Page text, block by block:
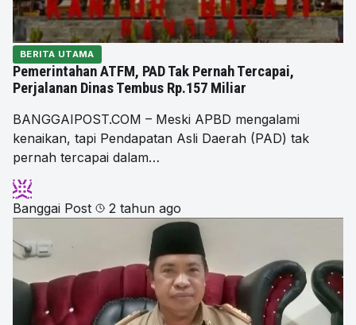
BERITA UTAMA
Pemerintahan ATFM, PAD Tak Pernah Tercapai,
Perjalanan Dinas Tembus Rp.157 Miliar
BANGGAIPOST.COM – Meski APBD mengalami
kenaikan, tapi Pendapatan Asli Daerah (PAD) tak
pernah tercapai dalam…
Banggai Post 2 tahun ago